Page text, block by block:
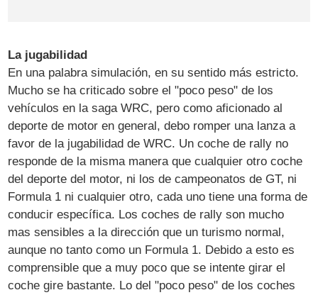
La jugabilidad
En una palabra simulación, en su sentido más estricto.
Mucho se ha criticado sobre el "poco peso" de los
vehículos en la saga WRC, pero como aficionado al
deporte de motor en general, debo romper una lanza a
favor de la jugabilidad de WRC. Un coche de rally no
responde de la misma manera que cualquier otro coche
del deporte del motor, ni los de campeonatos de GT, ni
Formula 1 ni cualquier otro, cada uno tiene una forma de
conducir específica. Los coches de rally son mucho
mas sensibles a la dirección que un turismo normal,
aunque no tanto como un Formula 1. Debido a esto es
comprensible que a muy poco que se intente girar el
coche gire bastante. Lo del "poco peso" de los coches